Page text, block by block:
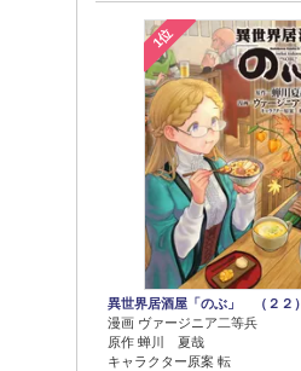
1位
異世界居酒屋「のぶ」 （２２）
漫画 ヴァージニア二等兵
原作 蝉川 夏哉
キャラクター原案 転